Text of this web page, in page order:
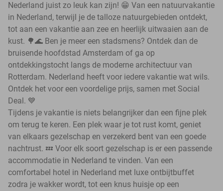
Nederland juist zo leuk kan zijn! 😁 Van een natuurvakantie
in Nederland, terwijl je de talloze natuurgebieden ontdekt,
tot aan een vakantie aan zee en heerlijk uitwaaien aan de
kust. 🌳🌊 Ben je meer een stadsmens? Ontdek dan de
bruisende hoofdstad Amsterdam of ga op
ontdekkingstocht langs de moderne architectuur van
Rotterdam. Nederland heeft voor iedere vakantie wat wils.
Ontdek het voor een voordelige prijs, samen met Social
Deal. 💙
Tijdens je vakantie is niets belangrijker dan een fijne plek
om terug te keren. Een plek waar je tot rust komt, geniet
van elkaars gezelschap en verzekerd bent van een goede
nachtrust. 💤 Voor elk soort gezelschap is er een passende
accommodatie in Nederland te vinden. Van een
comfortabel hotel in Nederland met luxe ontbijtbuffet
zodra je wakker wordt, tot een knus huisje op een